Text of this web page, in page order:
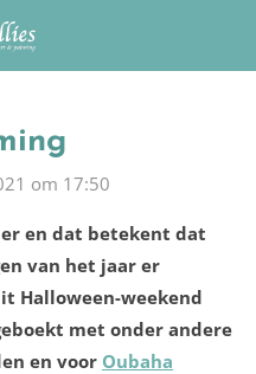
om 17:50
en dat betekent dat
van het jaar er
Halloween-weekend
met onder andere
en voor Oubaha